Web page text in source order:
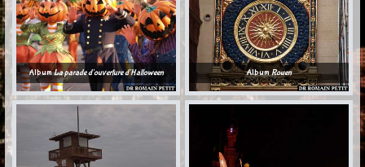
AlbumLa parade d'ouverture d'Halloween AlbumRouen